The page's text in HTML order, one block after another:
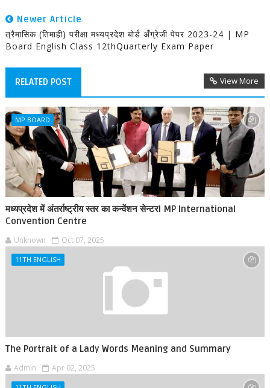
Newer Article
त्रैमासिक (तिमाही) परीक्षा मध्यप्रदेश बोर्ड अँग्रेजी पेपर 2023-24 | MP
Board English Class 12thQuarterly Exam Paper
RELATED POST View More
MP BOARD
मध्यप्रदेश में अंतर्राष्ट्रीय स्तर का कन्वेंशन सेन्टरl MP International
Convention Centre
Unknown Oct 07, 2025
11TH ENGLISH
The Portrait of a Lady Words Meaning and Summary
Admin Apr 02, 2025